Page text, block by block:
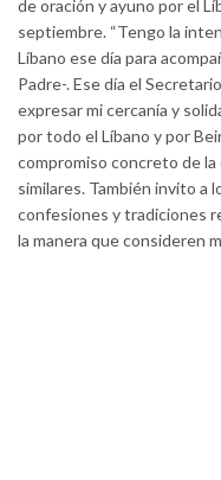
de oración y ayuno por el
septiembre. “Tengo la
Líbano ese día para
Padre-. Ese día el
expresar mi cercanía y
por todo el Líbano y por
compromiso concreto de
similares. También invito a
confesiones y tradiciones
la manera que consideren